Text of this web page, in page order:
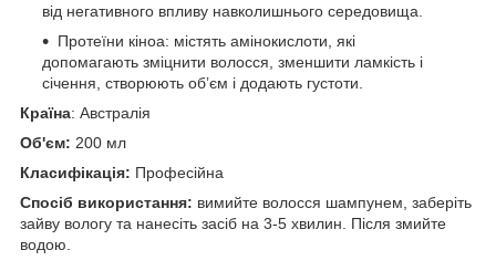
від негативного впливу навколишнього середовища.
Протеїни кіноа: містять амінокислоти, які
допомагають зміцнити волосся, зменшити ламкість і
січення, створюють обʼєм і додають густоти.
Країна: Австралія
Об'єм: 200 мл
Класифікація: Професійна
Спосіб використання: вимийте волосся шампунем, заберіть
зайву вологу та нанесіть засіб на 3-5 хвилин. Після змийте
водою.